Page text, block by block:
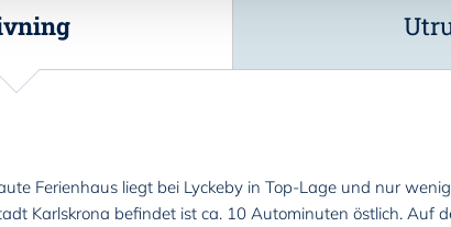
Ferienhaus liegt bei Lyckeby in Top-Lage und nur
Karlskrona befindet ist ca. 10 Autominuten östlich. Auf